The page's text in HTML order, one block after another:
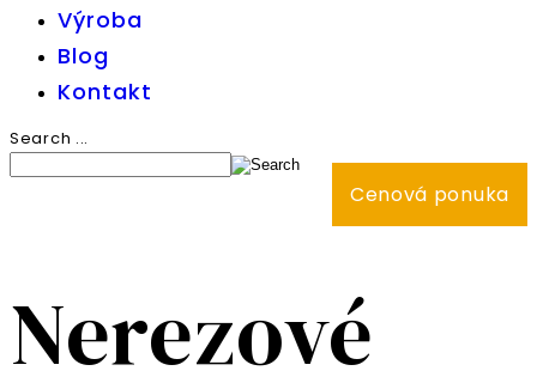
Výroba
Blog
Kontakt
Search ...
Cenová ponuka
Nerezové